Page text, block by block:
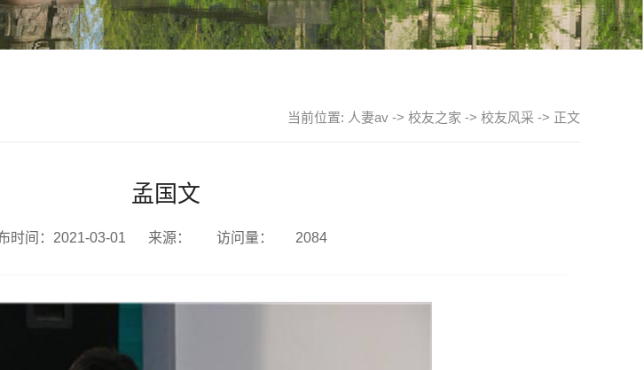
当前位置: 人妻av -> 校友之家 -> 校友风采 -> 正文
​孟国文
时间：2021-03-01 来源： 访问量： 2084